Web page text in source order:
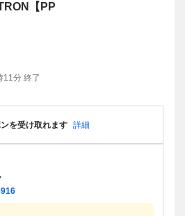
【PP
11分 終了
を受け取れます 詳細